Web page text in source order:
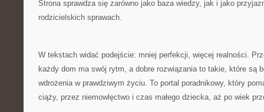
Strona sprawdza się zarówno jako baza wiedzy, jak i jako
rodzicielskich sprawach.
W tekstach widać podejście: mniej perfekcji, więcej realności.
każdy dom ma swój rytm, a dobre rozwiązania to takie, które są
wdrożenia w prawdziwym życiu. To portal poradnikowy, który
ciąży, przez niemowlęctwo i czas małego dziecka, aż po wiek